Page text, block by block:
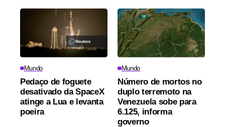
Mundo
Pedaço de foguete
desativado da SpaceX
atinge a Lua e levanta
poeira
Mundo
Número de mortos no
duplo terremoto na
Venezuela sobe para
6.125, informa
governo